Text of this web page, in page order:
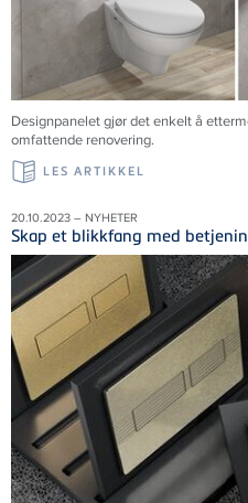
Designpanelet gjør det enkelt å
omfattende renovering.
LES ARTIKKEL
20.10.2023 – NYHETER
Skap et blikkfang med